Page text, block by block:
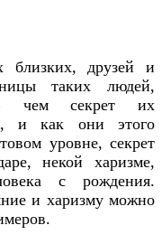
близких, друзей и
таких людей,
чем секрет их
и как они этого
уровне, секрет
некой харизме,
с рождения.
и харизму можно